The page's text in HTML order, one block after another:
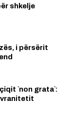
shkelje
i përsërit
`non grata`: